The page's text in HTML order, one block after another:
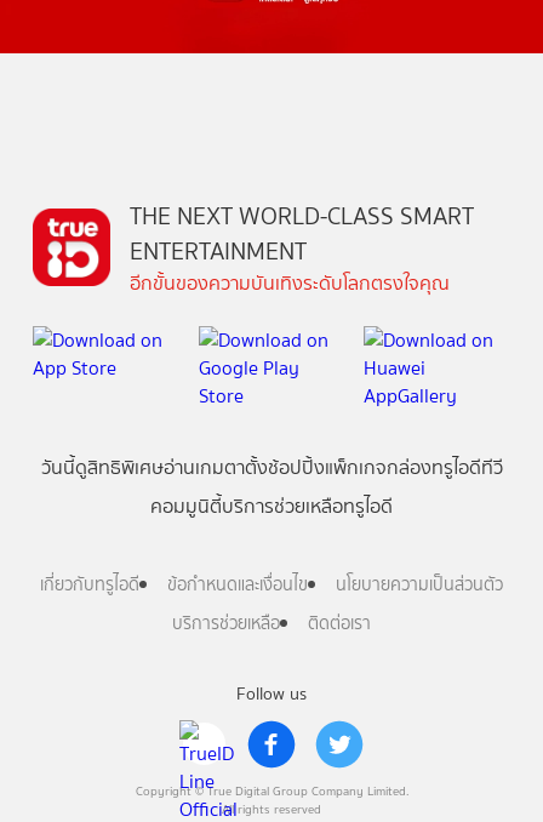
Follow us
Copyright © True Digital Group Company Limited.
All rights reserved
THE NEXT WORLD-CLASS SMART
ENTERTAINMENT
อีกขั้นของความบันเทิงระดับโลกตรงใจคุณ
วันนี้ดูสิทธิพิเศษอ่านเกมตาตั้งช้อปปิ้งแพ็กเกจกล่องทรูไอดีทีวี
คอมมูนิตี้บริการช่วยเหลือทรูไอดี
เกี่ยวกับทรูไอดี ข้อกำหนดและเงื่อนไข
นโยบายความเป็นส่วนตัว
บริการช่วยเหลือ
ติดต่อเรา